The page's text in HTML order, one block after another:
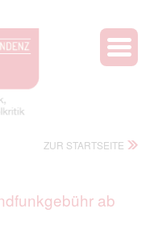
ZUR STARTSEITE
ab